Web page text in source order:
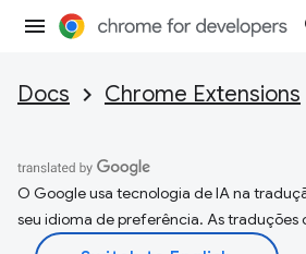
Docs Chrome Extensions
O Google usa tecnologia de IA na
seu idioma de preferência. As traduções